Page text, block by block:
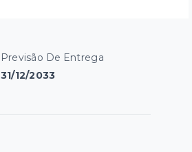
Previsão De Entrega
31/12/2033